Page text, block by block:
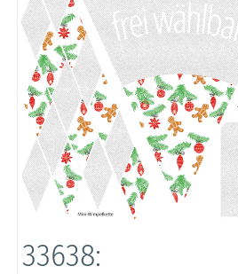
33638: